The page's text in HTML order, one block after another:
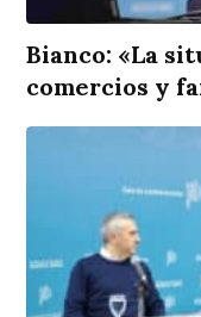
Bianco: «La
comercios y